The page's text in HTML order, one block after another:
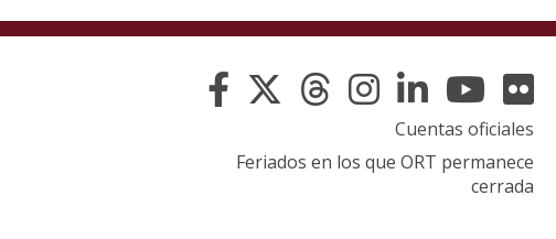
los
Sobresalientes
Blog
Cuentas oficiales
Feriados en los que ORT permanece
cerrada